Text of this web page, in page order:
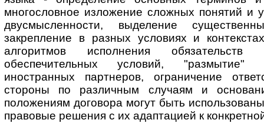
многословное изложение сложных понятий и
двусмысленности, выделение
закрепление в разных условиях и
алгоритмов исполнения
обеспечительных условий, "размытие"
иностранных партнеров, ограничение
стороны по различным случаям и
положениям договора могут быть
правовые решения с их адаптацией к